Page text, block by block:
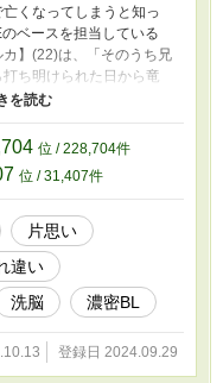
くなってしまうと知っ
ベースを担当している
】(22)は、「そのうち兄
ち明けられた日から竜
「死にたい」と言う竜
て―… 人気バンドマン同
語。 両side【全7章】
が無理矢理、かなり激
注意してください。
位 / 228,704件
位 / 31,407件
片思い
違い
洗脳 濃密BL
登録日 2024.09.29